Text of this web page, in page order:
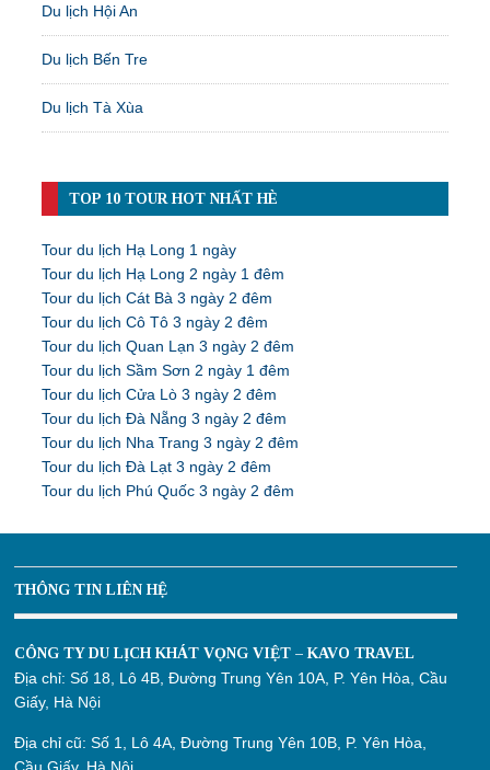
Du lịch Hội An
Du lịch Bến Tre
Du lịch Tà Xùa
TOP 10 TOUR HOT NHẤT HÈ
Tour du lịch Hạ Long 1 ngày
Tour du lịch Hạ Long 2 ngày 1 đêm
Tour du lịch Cát Bà 3 ngày 2 đêm
Tour du lịch Cô Tô 3 ngày 2 đêm
Tour du lịch Quan Lạn 3 ngày 2 đêm
Tour du lịch Sầm Sơn 2 ngày 1 đêm
Tour du lịch Cửa Lò 3 ngày 2 đêm
Tour du lịch Đà Nẵng 3 ngày 2 đêm
Tour du lịch Nha Trang 3 ngày 2 đêm
Tour du lịch Đà Lạt 3 ngày 2 đêm
Tour du lịch Phú Quốc 3 ngày 2 đêm
THÔNG TIN LIÊN HỆ
CÔNG TY DU LỊCH KHÁT VỌNG VIỆT – KAVO TRAVEL
Địa chỉ:Số 18, Lô 4B, Đường Trung Yên 10A, P. Yên Hòa, Cầu
Giấy, Hà Nội
Địa chỉ cũ:Số 1, Lô 4A, Đường Trung Yên 10B, P. Yên Hòa,